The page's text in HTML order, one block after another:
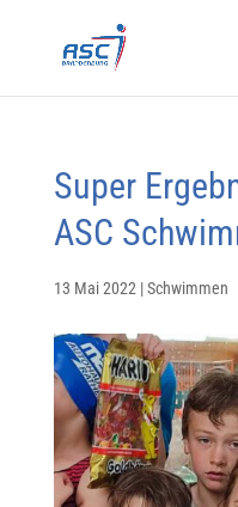
Super
ASC
13 Mai 2022 |Schwimmen